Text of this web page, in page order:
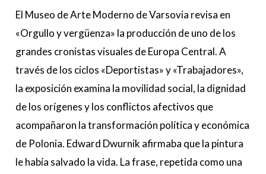
El Museo de Arte Moderno de Varsovia revisa en
«Orgullo y vergüenza» la producción de uno de los
grandes cronistas visuales de Europa Central. A
través de los ciclos «Deportistas» y «Trabajadores»,
la exposición examina la movilidad social, la dignidad
de los orígenes y los conflictos afectivos que
acompañaron la transformación política y económica
de Polonia. Edward Dwurnik afirmaba que la pintura
le había salvado la vida. La frase, repetida como una